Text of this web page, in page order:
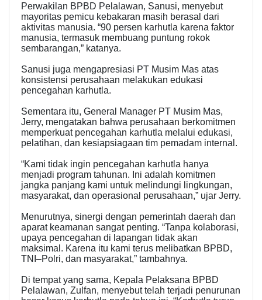
Perwakilan BPBD Pelalawan, Sanusi, menyebut
mayoritas pemicu kebakaran masih berasal dari
aktivitas manusia. “90 persen karhutla karena faktor
manusia, termasuk membuang puntung rokok
sembarangan,” katanya.
Sanusi juga mengapresiasi PT Musim Mas atas
konsistensi perusahaan melakukan edukasi
pencegahan karhutla.
Sementara itu, General Manager PT Musim Mas,
Jerry, mengatakan bahwa perusahaan berkomitmen
memperkuat pencegahan karhutla melalui edukasi,
pelatihan, dan kesiapsiagaan tim pemadam internal.
“Kami tidak ingin pencegahan karhutla hanya
menjadi program tahunan. Ini adalah komitmen
jangka panjang kami untuk melindungi lingkungan,
masyarakat, dan operasional perusahaan,” ujar Jerry.
Menurutnya, sinergi dengan pemerintah daerah dan
aparat keamanan sangat penting. “Tanpa kolaborasi,
upaya pencegahan di lapangan tidak akan
maksimal. Karena itu kami terus melibatkan BPBD,
TNI–Polri, dan masyarakat,” tambahnya.
Di tempat yang sama, Kepala Pelaksana BPBD
Pelalawan, Zulfan, menyebut telah terjadi penurunan